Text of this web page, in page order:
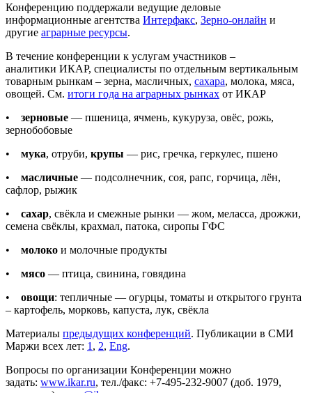
Конференцию поддержали ведущие деловые
информационные агентства Интерфакс, Зерно-онлайн и
другие аграрные ресурсы.
В течение конференции к услугам участников –
аналитики ИКАР, специалисты по отдельным вертикальным
товарным рынкам – зерна, масличных, сахара, молока, мяса,
овощей. См. итоги года на аграрных рынках от ИКАР
• зерновые — пшеница, ячмень, кукуруза, овёс, рожь,
зернобобовые
• мука, отруби, крупы — рис, гречка, геркулес, пшено
• масличные — подсолнечник, соя, рапс, горчица, лён,
сафлор, рыжик
• сахар, свёкла и смежные рынки — жом, меласса, дрожжи,
семена свёклы, крахмал, патока, сиропы ГФС
• молоко и молочные продукты
• мясо — птица, свинина, говядина
• овощи: тепличные — огурцы, томаты и открытого грунта
– картофель, морковь, капуста, лук, свёкла
Материалы предыдущих конференций. Публикации в СМИ
Маржи всех лет: 1 , 2, Eng.
Вопросы по организации Конференции можно
задать: www.ikar.ru, тел./факс: +7-495-232-9007 (доб. 1979,